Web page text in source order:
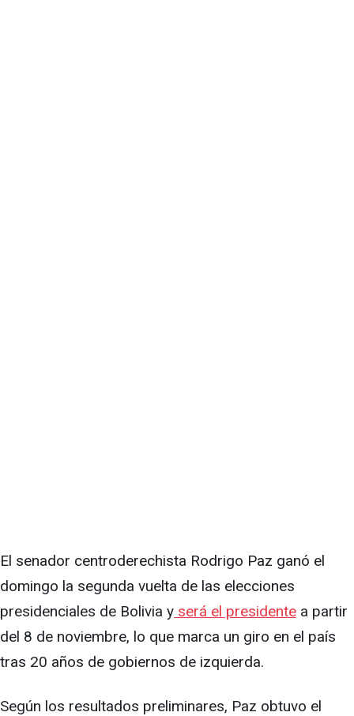
El senador centroderechista Rodrigo Paz ganó el
domingo la segunda vuelta de las elecciones
presidenciales de Bolivia y será el presidente a partir
del 8 de noviembre, lo que marca un giro en el país
tras 20 años de gobiernos de izquierda.
Según los resultados preliminares, Paz obtuvo el